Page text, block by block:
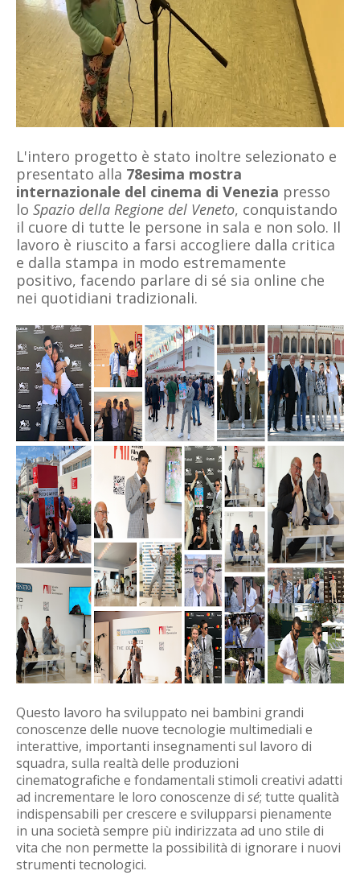
L'intero progetto è stato inoltre selezionato e
presentato alla 78esima mostra
internazionale del cinema di Venezia presso
lo Spazio della Regione del Veneto, conquistando
il cuore di tutte le persone in sala e non solo. Il
lavoro è riuscito a farsi accogliere dalla critica
e dalla stampa in modo estremamente
positivo, facendo parlare di sé sia online che
nei quotidiani tradizionali.
Questo lavoro ha sviluppato nei bambini grandi
conoscenze delle nuove tecnologie multimediali e
interattive, importanti insegnamenti sul lavoro di
squadra, sulla realtà delle produzioni
cinematografiche e fondamentali stimoli creativi adatti
ad incrementare le loro conoscenze di sé; tutte qualità
indispensabili per crescere e svilupparsi pienamente
in una società sempre più indirizzata ad uno stile di
vita che non permette la possibilità di ignorare i nuovi
strumenti tecnologici.